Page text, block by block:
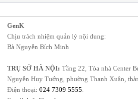
GenK
Chịu trách nhiệm quản lý nội dung:
Bà Nguyễn Bích Minh
TRỤ SỞ HÀ NỘI: Tầng 22, Tòa nhà Center
Nguyễn Huy Tưởng, phường Thanh Xuân,
Điện thoại: 024 7309 5555